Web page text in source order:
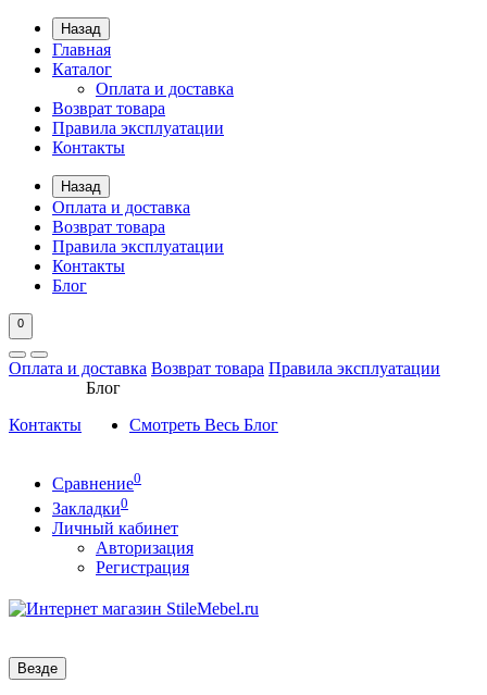
Назад
Главная
Каталог
Оплата и доставка
Возврат товара
Правила эксплуатации
Контакты
Назад
Оплата и доставка
Возврат товара
Правила эксплуатации
Контакты
Блог
0
Оплата и доставка Возврат товара Правила эксплуатации
Контакты
Блог
Смотреть Весь Блог
Сравнение0
Закладки0
Личный кабинет
Авторизация
Регистрация
Везде